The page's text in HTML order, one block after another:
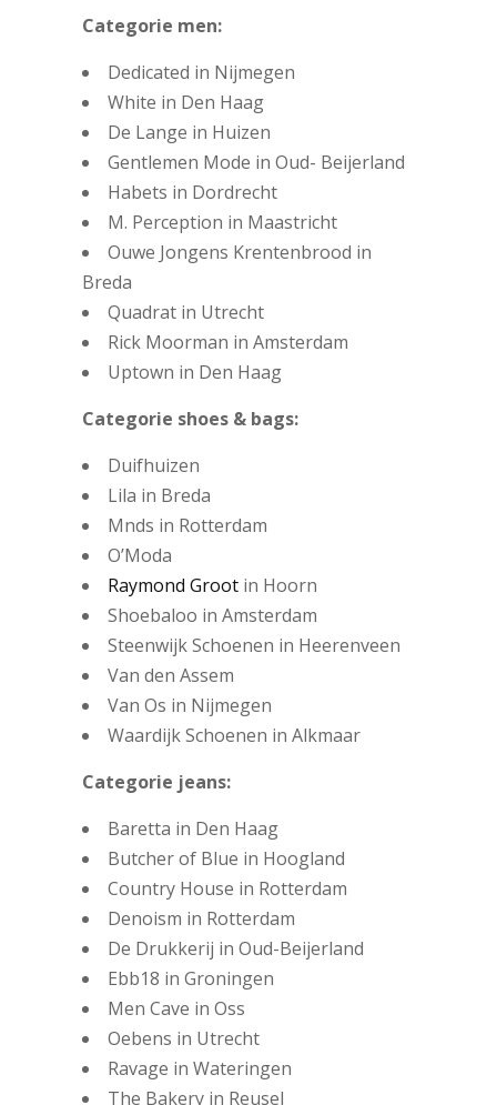
Categorie men:
Dedicated in Nijmegen
White in Den Haag
De Lange in Huizen
Gentlemen Mode in Oud- Beijerland
Habets in Dordrecht
M. Perception in Maastricht
Ouwe Jongens Krentenbrood in
Breda
Quadrat in Utrecht
Rick Moorman in Amsterdam
Uptown in Den Haag
Categorie shoes & bags:
Duifhuizen
Lila in Breda
Mnds in Rotterdam
O’Moda
Raymond Groot in Hoorn
Shoebaloo in Amsterdam
Steenwijk Schoenen in Heerenveen
Van den Assem
Van Os in Nijmegen
Waardijk Schoenen in Alkmaar
Categorie jeans:
Baretta in Den Haag
Butcher of Blue in Hoogland
Country House in Rotterdam
Denoism in Rotterdam
De Drukkerij in Oud-Beijerland
Ebb18 in Groningen
Men Cave in Oss
Oebens in Utrecht
Ravage in Wateringen
The Bakery in Reusel